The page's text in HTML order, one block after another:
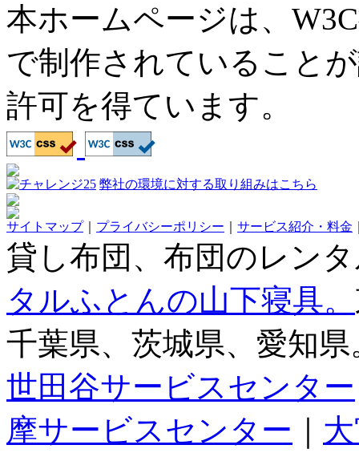
本ホームページは、
で制作されていること
許可を得ています。
弊社の環境に対する取り組みはこちら
サイトマップ｜ プライバシーポリシー サービス紹介・料金
貸し布団、布団のレン
タルふとんの山下寝具。
千葉県、茨城県、愛知県
世田谷サービスセンター
摩サービスセンター